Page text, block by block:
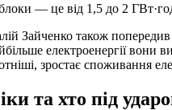
— це від 1,5 до 2
Зайченко також
електроенергії вони
зростає споживання
та хто під